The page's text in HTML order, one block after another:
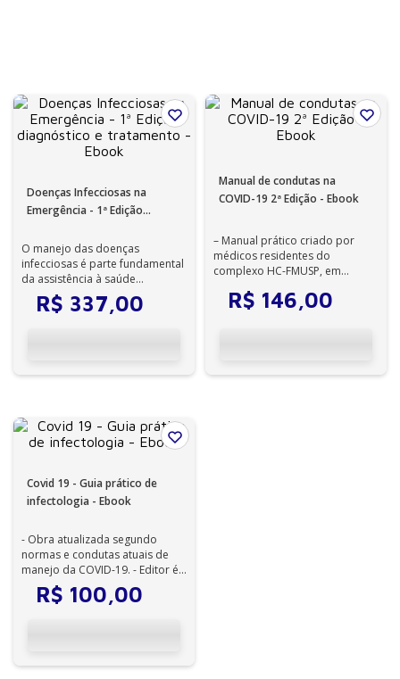
Doenças Infecciosas na
Emergência - 1ª Edição
Ebook
O manejo das doenças
infecciosas é parte fundamental
da assistência à saúde
individual e coletiva, em
especial nos servi...
R$ 337,00
Manual de condutas na
COVID-19 2ª Edição - Ebook
– Manual prático criado por
médicos residentes do
complexo HC-FMUSP, em
(Simulações Médicas), com o ...
R$ 146 00
Covid 19 - Guia prático de
infectologia - Ebook
- Obra atualizada segundo
normas e condutas atuais de
manejo da COVID-19. - Editor é
médico da FIOCRUZ, que, no
Brasil,...
R$ 100,00